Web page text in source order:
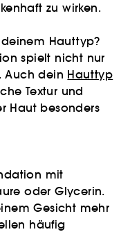
zu wirken.
Hauttyp?
spielt nicht nur
Auch dein Hauttyp
Textur und
Haut besonders
mit
oder Glycerin.
Gesicht mehr
häufig